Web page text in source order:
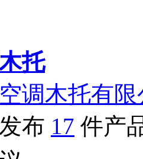
托
调木托有限
布 17 件产